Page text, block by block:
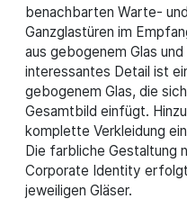
benachbarten Warte-
Ganzglastüren im
aus gebogenem Glas
interessantes Detail ist
gebogenem Glas, die
Gesamtbild einfügt.
komplette Verkleidung
Die farbliche Gestaltung
Corporate Identity
jeweiligen Gläser.